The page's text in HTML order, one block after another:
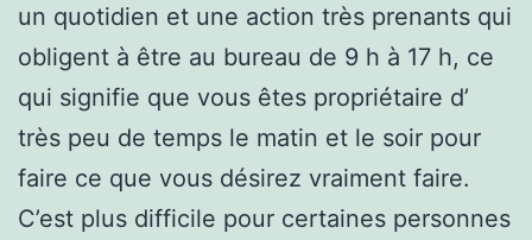
un quotidien et une action très prenants qui
obligent à être au bureau de 9 h à 17 h, ce
qui signifie que vous êtes propriétaire d’
très peu de temps le matin et le soir pour
faire ce que vous désirez vraiment faire.
C’est plus difficile pour certaines personnes